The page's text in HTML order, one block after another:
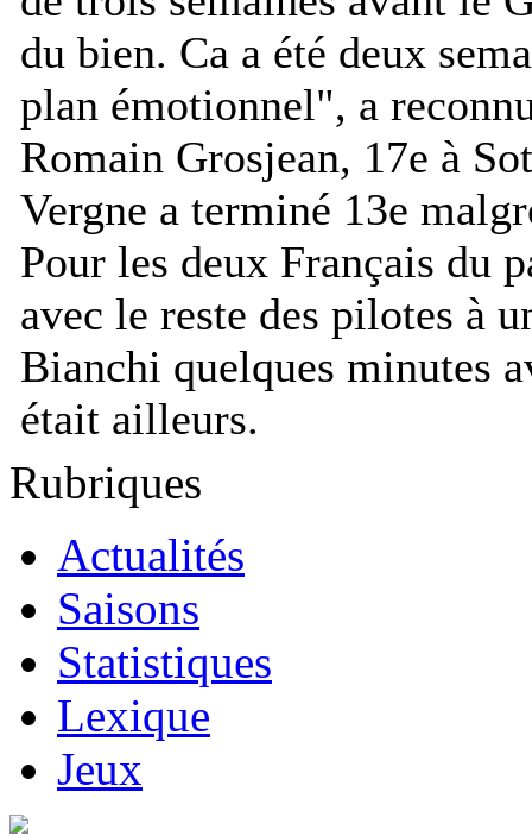
du bien. Ca a été deux
plan émotionnel", a
Romain Grosjean, 17e à
Vergne a terminé 13e
Pour les deux Français du
avec le reste des pilotes à
Bianchi quelques minutes
était ailleurs.
Rubriques
Actualités
Saisons
Statistiques
Lexique
Jeux